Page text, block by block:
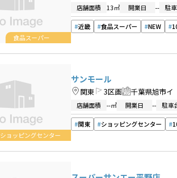
食品スーパー
店舗面積 13㎡ 開業日 -- 駐
近畿 食品スーパー NEW
ショッピングセンター
サンモール
関東 3区画 千葉県旭市イ
店舗面積 --㎡ 開業日 -- 駐車
関東 ショッピングセンター